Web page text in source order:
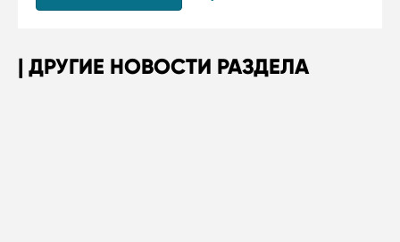
ДРУГИЕ НОВОСТИ РАЗДЕЛА